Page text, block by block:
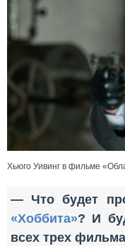
Хьюго Уивинг в фильме
— Что будет
«Хоббита»? И
всех трех